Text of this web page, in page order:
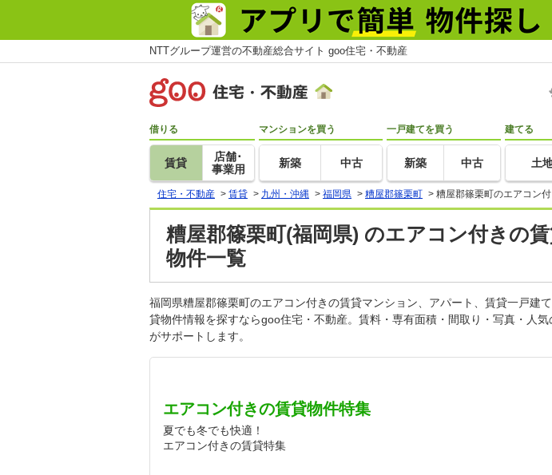
NTTグループ運営の不動産総合サイト goo住宅・不動産
借りる
賃貸
店舗･
事業用
マンションを買う
新築 中古
一戸建てを買う
新築 中古
建てる
土
住宅・不動産 > 賃貸 > 九州・沖縄 > 福岡県 > 糟屋郡篠栗町 > 糟屋郡篠栗町のエアコン
糟屋郡篠栗町(福岡県) のエアコン付きの
物件一覧
福岡県糟屋郡篠栗町のエアコン付きの賃貸マンション、アパート、賃貸一戸
貸物件情報を探すならgoo住宅・不動産。賃料・専有面積・間取り・写真・人
がサポートします。
エアコン付きの賃貸物件特集
夏でも冬でも快適！
エアコン付きの賃貸特集